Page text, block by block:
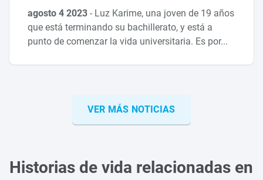
agosto 4 2023- Luz Karime, una joven de 19 años
que está terminando su bachillerato, y está a
punto de comenzar la vida universitaria. Es por...
VER MÁS NOTICIAS
Historias de vida relacionadas en